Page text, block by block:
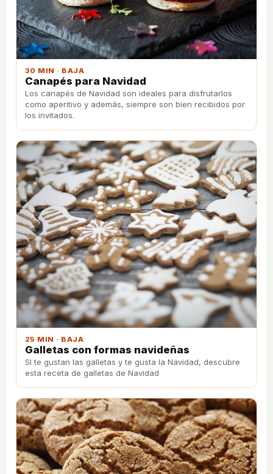
30 MIN · BAJA
Canapés para Navidad
Los canapés de Navidad son ideales para disfrutarlos
como aperitivo y además, siempre son bien recibidos por
los invitados.
25 MIN · BAJA
Galletas con formas navideñas
SI te gustan las galletas y te gusta la Navidad, descubre
esta receta de galletas de Navidad